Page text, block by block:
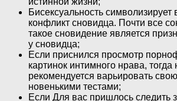
Бисексуальность символизирует
конфликт сновидца. Почти все
такое сновидение является
у сновидца;
Если приснился просмотр
картинок интимного нрава, тогда
рекомендуется варьировать
новенькими тестами;
Если Для вас пришлось следить